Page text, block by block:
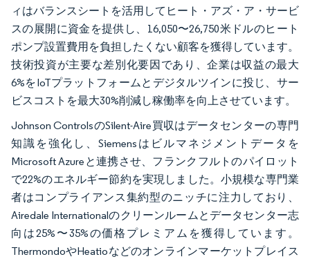
ィはバランスシートを活用してヒート・アズ・ア・サービ
スの展開に資金を提供し、16,050〜26,750米ドルのヒート
ポンプ設置費用を負担したくない顧客を獲得しています。
技術投資が主要な差別化要因であり、企業は収益の最大
6%をIoTプラットフォームとデジタルツインに投じ、サー
ビスコストを最大30%削減し稼働率を向上させています。
Johnson ControlsのSilent-Aire買収はデータセンターの専門
知識を強化し、Siemensはビルマネジメントデータを
Microsoft Azureと連携させ、フランクフルトのパイロット
で22%のエネルギー節約を実現しました。小規模な専門業
者はコンプライアンス集約型のニッチに注力しており、
Airedale Internationalのクリーンルームとデータセンター志
向は25%〜35%の価格プレミアムを獲得しています。
ThermondoやHeatioなどのオンラインマーケットプレイス